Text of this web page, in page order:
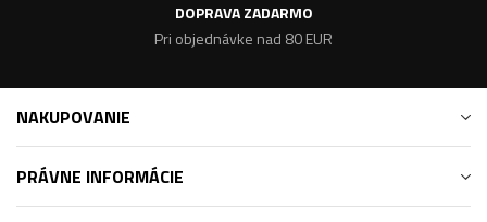
DOPRAVA ZADARMO
Pri objednávke nad 80 EUR
NAKUPOVANIE
PRÁVNE INFORMÁCIE